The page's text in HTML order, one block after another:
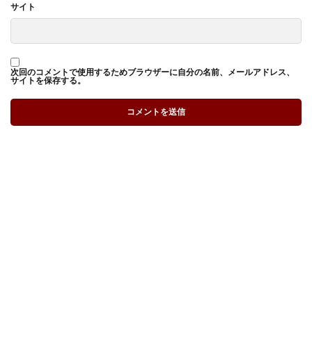
サイト
次回のコメントで使用するためブラウザーに自分の名前、メールアドレス、
サイトを保存する。